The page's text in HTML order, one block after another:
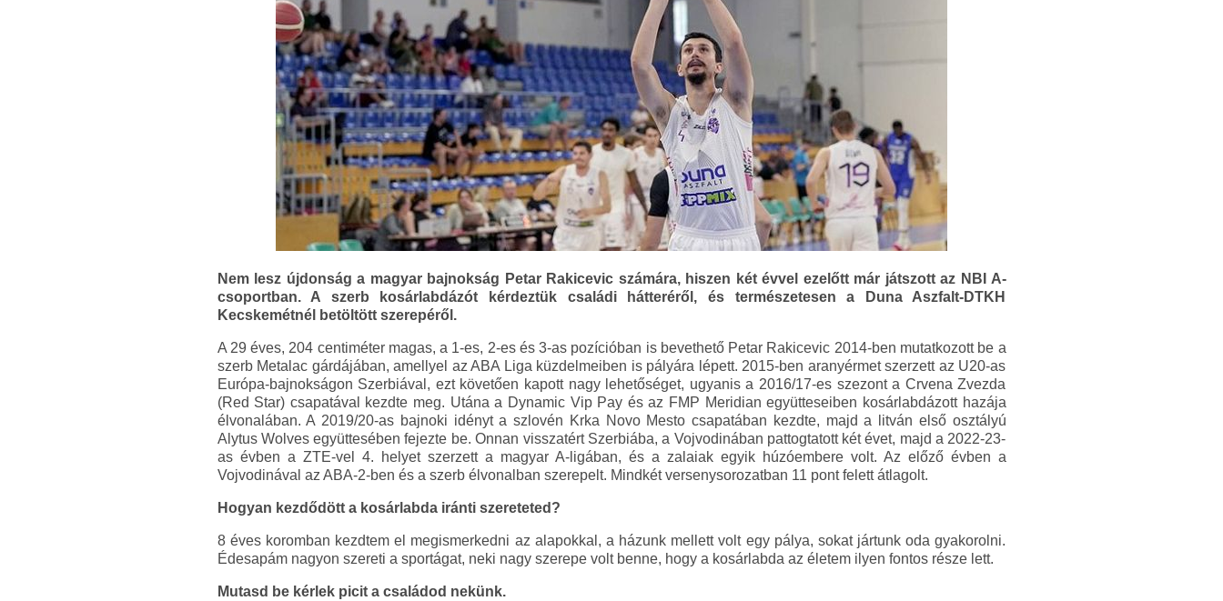
Nem lesz újdonság a magyar bajnokság Petar Rakicevic számára, hiszen két évvel ezelőtt már játszott az NBI A-
csoportban. A szerb kosárlabdázót kérdeztük családi hátteréről, és természetesen a Duna Aszfalt-DTKH
Kecskemétnél betöltött szerepéről.
A 29 éves, 204 centiméter magas, a 1-es, 2-es és 3-as pozícióban is bevethető Petar Rakicevic 2014-ben mutatkozott be a
szerb Metalac gárdájában, amellyel az ABA Liga küzdelmeiben is pályára lépett. 2015-ben aranyérmet szerzett az U20-as
Európa-bajnokságon Szerbiával, ezt követően kapott nagy lehetőséget, ugyanis a 2016/17-es szezont a Crvena Zvezda
(Red Star) csapatával kezdte meg. Utána a Dynamic Vip Pay és az FMP Meridian együtteseiben kosárlabdázott hazája
élvonalában. A 2019/20-as bajnoki idényt a szlovén Krka Novo Mesto csapatában kezdte, majd a litván első osztályú
Alytus Wolves együttesében fejezte be. Onnan visszatért Szerbiába, a Vojvodinában pattogtatott két évet, majd a 2022-23-
as évben a ZTE-vel 4. helyet szerzett a magyar A-ligában, és a zalaiak egyik húzóembere volt. Az előző évben a
Vojvodinával az ABA-2-ben és a szerb élvonalban szerepelt. Mindkét versenysorozatban 11 pont felett átlagolt.
Hogyan kezdődött a kosárlabda iránti szereteted?
8 éves koromban kezdtem el megismerkedni az alapokkal, a házunk mellett volt egy pálya, sokat jártunk oda gyakorolni.
Édesapám nagyon szereti a sportágat, neki nagy szerepe volt benne, hogy a kosárlabda az életem ilyen fontos része lett.
Mutasd be kérlek picit a családod nekünk.